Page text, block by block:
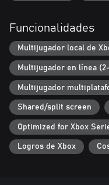
Funcionalidades
Multijugador local de
Multijugador en línea
Multijugador
Shared/split screen
Optimized for Xbox
Logros de Xbox